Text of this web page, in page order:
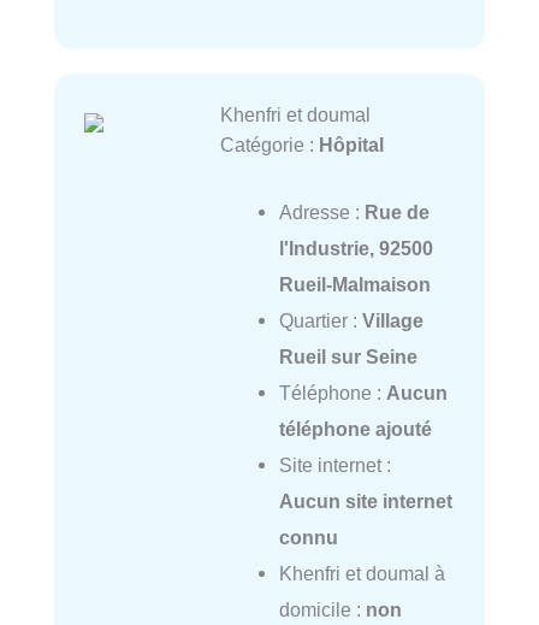
Khenfri et doumal
Catégorie : Hôpital
Adresse : Rue de
l'Industrie, 92500
Rueil-Malmaison
Quartier : Village
Rueil sur Seine
Téléphone : Aucun
téléphone ajouté
Site internet :
Aucun site internet
connu
Khenfri et doumal à
domicile : non